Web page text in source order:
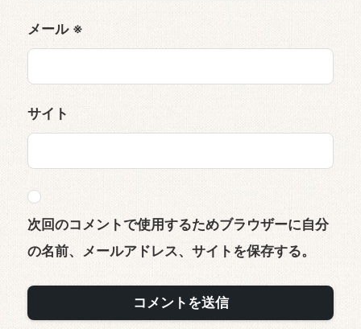
メール ※
サイト
次回のコメントで使用するためブラウザーに自分
の名前、メールアドレス、サイトを保存する。